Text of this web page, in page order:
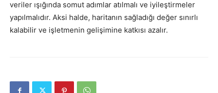
veriler ışığında somut adımlar atılmalı ve iyileştirmeler
yapılmalıdır. Aksi halde, haritanın sağladığı değer sınırlı
kalabilir ve işletmenin gelişimine katkısı azalır.